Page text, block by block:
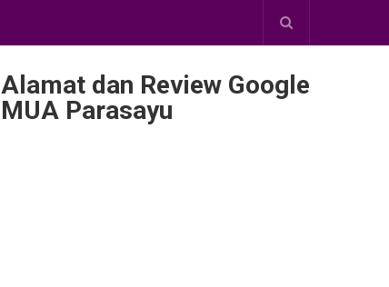
Alamat dan Review Google
MUA Parasayu